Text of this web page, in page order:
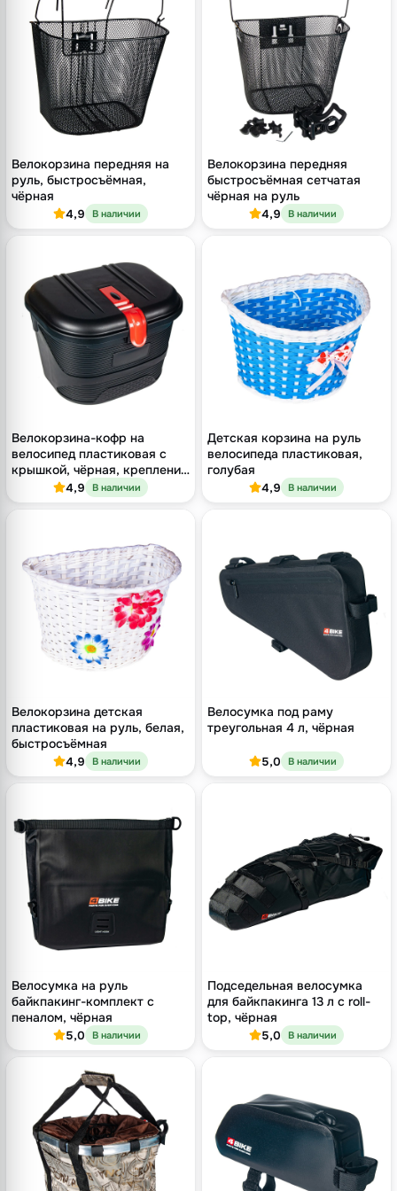
Велокорзина передняя на
руль, быстросъёмная,
чёрная
4,9 В наличии
Велокорзина передняя
быстросъёмная сетчатая
чёрная на руль
4,9 В наличии
Велокорзина-кофр на
велосипед пластиковая с
крышкой, чёрная, крепление
на руль 4,9 В наличии
Детская корзина на руль
велосипеда пластиковая,
голубая
4,9 В наличии
Велокорзина детская
пластиковая на руль, белая,
быстросъёмная
4,9 В наличии
Велосумка под раму
треугольная 4 л, чёрная
5,0 В наличии
Велосумка на руль
байкпакинг-комплект с
пеналом, чёрная
5,0 В наличии
Подседельная велосумка
для байкпакинга 13 л с roll-
top, чёрная
5,0 В наличии